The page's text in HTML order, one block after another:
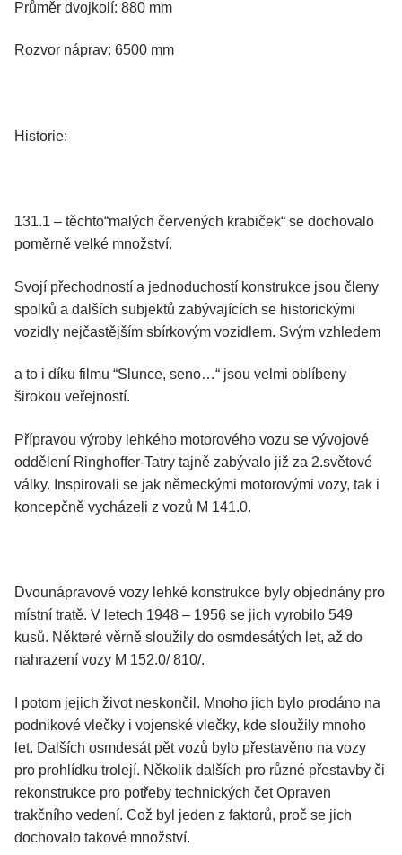
Průměr dvojkolí: 880 mm
Rozvor náprav: 6500 mm
Historie:
131.1 – těchto“malých červených krabiček“ se dochovalo
poměrně velké množství.
Svojí přechodností a jednoduchostí konstrukce jsou členy
spolků a dalších subjektů zabývajících se historickými
vozidly nejčastějším sbírkovým vozidlem. Svým vzhledem
a to i díku filmu “Slunce, seno…“ jsou velmi oblíbeny
širokou veřejností.
Přípravou výroby lehkého motorového vozu se vývojové
oddělení Ringhoffer-Tatry tajně zabývalo již za 2.světové
války. Inspirovali se jak německými motorovými vozy, tak i
koncepčně vycházeli z vozů M 141.0.
Dvounápravové vozy lehké konstrukce byly objednány pro
místní tratě. V letech 1948 – 1956 se jich vyrobilo 549
kusů. Některé věrně sloužily do osmdesátých let, až do
nahrazení vozy M 152.0/ 810/.
I potom jejich život neskončil. Mnoho jich bylo prodáno na
podnikové vlečky i vojenské vlečky, kde sloužily mnoho
let. Dalších osmdesát pět vozů bylo přestavěno na vozy
pro prohlídku trolejí. Několik dalších pro různé přestavby či
rekonstrukce pro potřeby technických čet Opraven
trakčního vedení. Což byl jeden z faktorů, proč se jich
dochovalo takové množství.